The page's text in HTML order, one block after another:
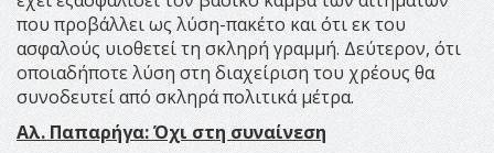
που προβάλλει ως λύση-πακέτο και ότι εκ του
ασφαλούς υιοθετεί τη σκληρή γραμμή. Δεύτερον, ότι
οποιαδήποτε λύση στη διαχείριση του χρέους θα
συνοδευτεί από σκληρά πολιτικά μέτρα.
Αλ. Παπαρήγα: Όχι στη συναίνεση